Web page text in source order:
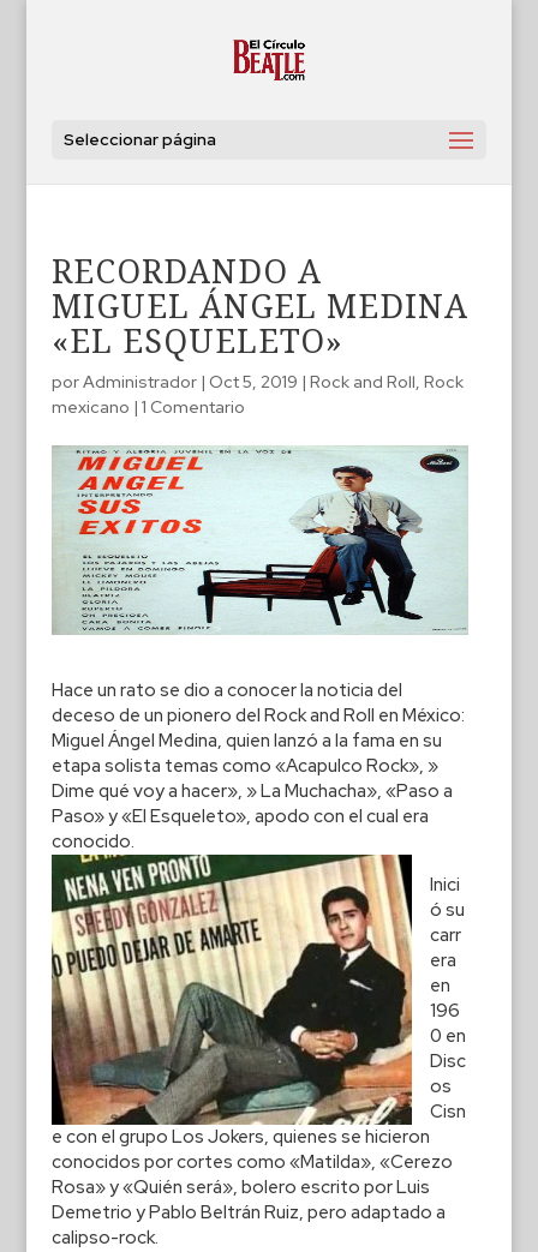
Seleccionar página
RECORDANDO A
MIGUEL ÁNGEL MEDINA
«EL ESQUELETO»
porAdministrador| Oct 5, 2019 | Rock and Roll, Rock
mexicano | 1 Comentario
Hace un rato se dio a conocer la noticia del
deceso de un pionero del Rock and Roll en México:
Miguel Ángel Medina, quien lanzó a la fama en su
etapa solista temas como «Acapulco Rock», »
Dime qué voy a hacer», » La Muchacha», «Paso a
Paso» y «El Esqueleto», apodo con el cual era
conocido.
Inici
ó su
carr
era
en
196
0 en
Disc
os
Cisn
e con el grupo Los Jokers, quienes se hicieron
conocidos por cortes como «Matilda», «Cerezo
Rosa» y «Quién será», bolero escrito por Luis
Demetrio y Pablo Beltrán Ruiz, pero adaptado a
calipso-rock.